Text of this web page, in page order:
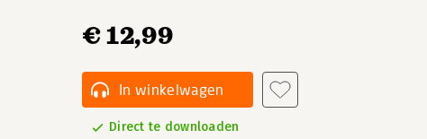
€ 12,99
In winkelwagen
Direct te downloaden